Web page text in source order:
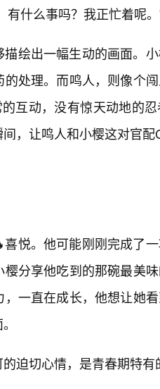
有什么事吗？我正忙着呢。
绘出一幅生动的画面。
处理。而鸣人，则像个
互动，没有惊天动地的
，让鸣人和小樱这对官
悦。他可能刚刚完成了
分享他吃到的那碗最美
一直在成长，他想让她
迫切心情，是青春期特有